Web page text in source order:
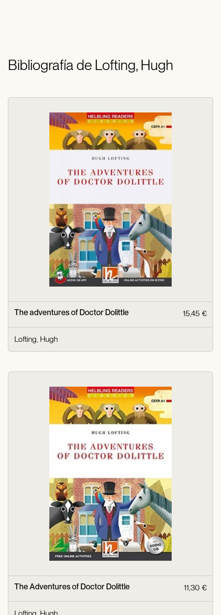
Bibliografía de Lofting, Hugh
The adventures of Doctor Dolittle 15,45 €
Lofting, Hugh
The Adventures of Doctor Dolittle 11,30 €